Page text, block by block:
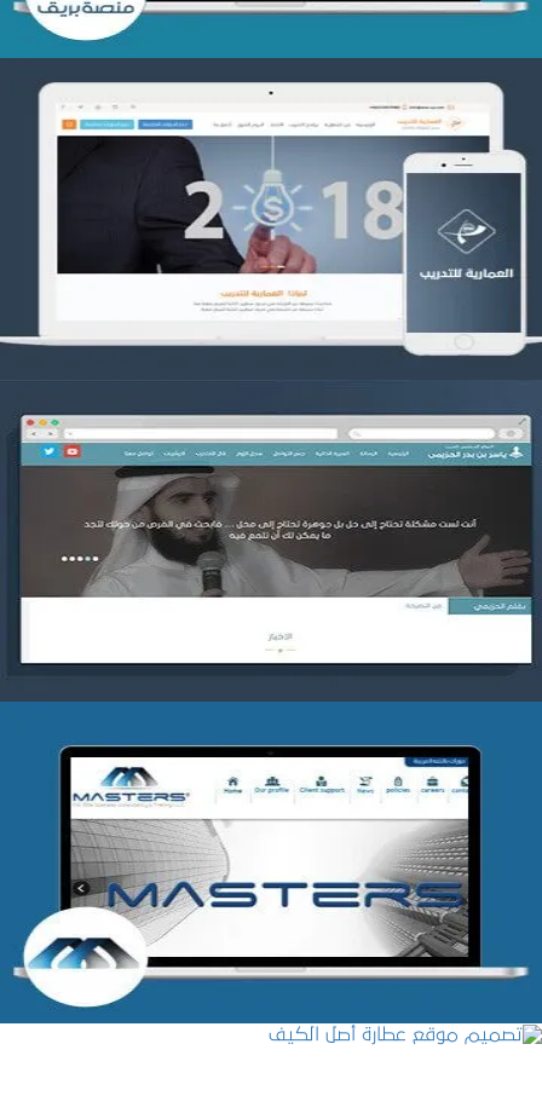
تصميم العمارية للتدريب
التفاصيل
موقع ياسر بن بدر الحزيمي
التفاصيل
شركة MASTERS للتدريب
التفاصيل